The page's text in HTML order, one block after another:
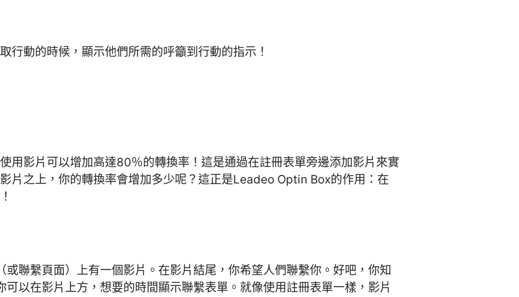
行動的時候，顯示他們所需的呼籲到行動的指示！
用影片可以增加高達80％的轉換率！這是通過在註冊表單旁邊添加影片來實
片之上，你的轉換率會增加多少呢？這正是Leadeo Optin Box的作用：在
聯繫頁面）上有一個影片。在影片結尾，你希望人們聯繫你。好吧，你知
以在影片上方，想要的時間顯示聯繫表單。就像使用註冊表單一樣，影片